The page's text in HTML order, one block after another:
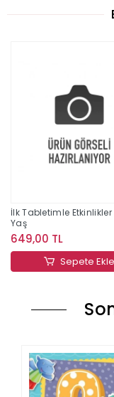
İlk Tabletimle Etkinlikler
Yaş
649,00 TL
Sepete Ekle